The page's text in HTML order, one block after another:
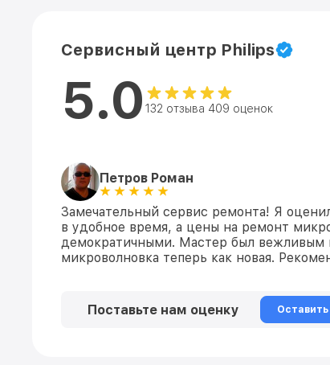
Сервисный центр Philips
5.0 132 отзыва 409 оценок
Петров Роман
Замечательный сервис ремонта! Я
в удобное время, а цены на ремонт
демократичными. Мастер был вежливым
микроволновка теперь как новая.
Поставьте нам оценку